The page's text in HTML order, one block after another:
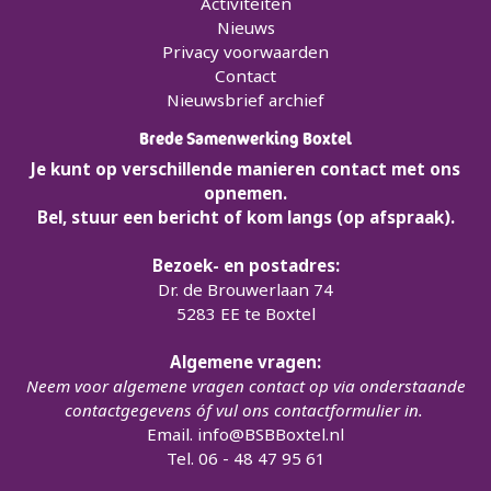
Nieuws
Privacy voorwaarden
Contact
Nieuwsbrief archief
Brede Samenwerking Boxtel
Je kunt op verschillende manieren contact met ons
opnemen.
Bel, stuur een bericht of kom langs (op afspraak).
Bezoek- en postadres:
Dr. de Brouwerlaan 74
5283 EE te Boxtel
Algemene vragen:
Neem voor algemene vragen contact op via onderstaande
contactgegevens óf vul ons contactformulier in.
Email. info@BSBBoxtel.nl
Tel. 06 - 48 47 95 61